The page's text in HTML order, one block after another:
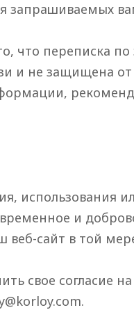
запрашиваемых
что переписка
и не защищена
и
веб-сайт в той
свое согласие
.